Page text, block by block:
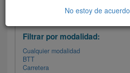
Filtrar las rutas
Filtrar por modalidad:
Cualquier modalidad
BTT
Carretera
No estoy de acuerdo